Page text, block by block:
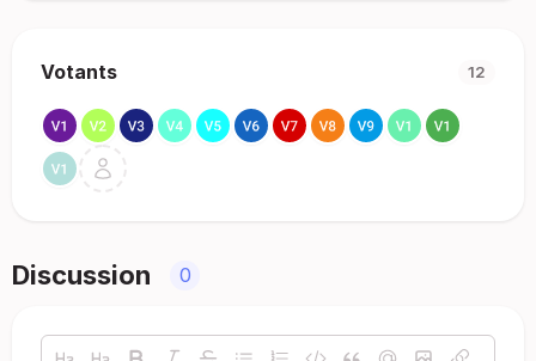
Votants 12
Discussion 0